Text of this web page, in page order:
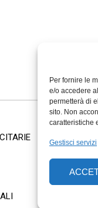
Per fornire le
e/o accedere
permetterà di
sito. Non
caratteristiche
Gestisci servizi